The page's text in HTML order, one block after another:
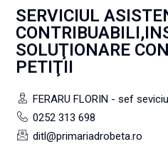
SERVICIUL
SOLUŢIONARE
PETIŢII
FERARU FLORIN - sef seviciu
0252 313 698
ditl@primariadrobeta.ro